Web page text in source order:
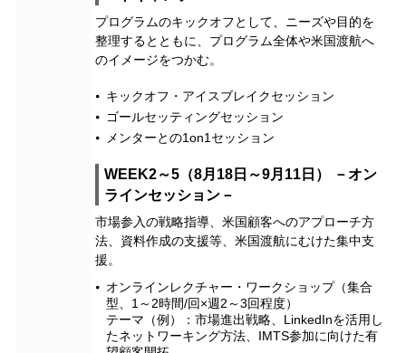
プログラムのキックオフとして、ニーズや目的を
整理するとともに、プログラム全体や米国渡航へ
のイメージをつかむ。
キックオフ・アイスブレイクセッション
ゴールセッティングセッション
メンターとの1on1セッション
WEEK2～5（8月18日～9月11日） －オン
ラインセッション－
市場参入の戦略指導、米国顧客へのアプローチ方
法、資料作成の支援等、米国渡航にむけた集中支
援。
オンラインレクチャー・ワークショップ（集合
型、1～2時間/回×週2～3回程度）
テーマ（例）：市場進出戦略、LinkedInを活用し
たネットワーキング方法、IMTS参加に向けた有